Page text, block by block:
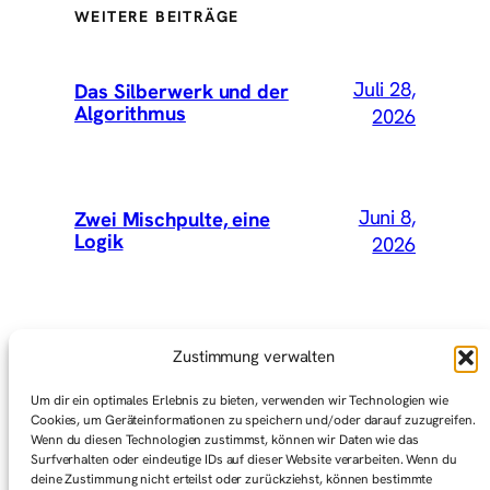
Zustimmung verwalten
Um dir ein optimales Erlebnis zu bieten, verwenden wir Technologien wie
Cookies, um Geräteinformationen zu speichern und/oder darauf zuzugreifen.
Wenn du diesen Technologien zustimmst, können wir Daten wie das
Surfverhalten oder eindeutige IDs auf dieser Website verarbeiten. Wenn du
deine Zustimmung nicht erteilst oder zurückziehst, können bestimmte
WEITERE BEITRÄGE
Das Silberwerk und der
Algorithmus
Juli 28,
2026
Zwei Mischpulte, eine
Logik
Juni 8,
2026
Wir hätten Vey mitnehmen
Graswurzelbewegungen
Mai 1,